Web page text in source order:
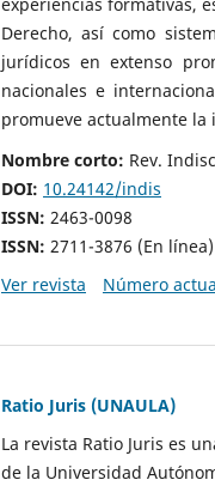
experiencias formativas,
Derecho, así como
jurídicos en extenso
nacionales e
promueve actualmente
Nombre corto: Rev.
DOI: 10.24142/indis
ISSN: 2463-0098
ISSN: 2711-3876 (En línea)
Ver revista
Número
Ratio Juris (UNAULA)
La revista Ratio Juris es
de la Universidad